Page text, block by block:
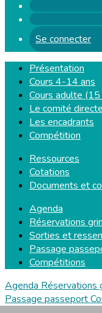
Se connecter
Présentation
Cours 4-14 ans
Cours adulte (15
Le comité
Les encadrants
Compétition
Ressources
Cotations
Documents et
Agenda
Réservations
Sorties et
Passage
Compétitions
Agenda Réservations
Passage passeport